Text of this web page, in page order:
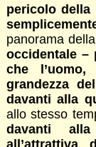
pericolo della
panorama
occidentale –
che
grandezza
davanti alla
allo stesso
davanti